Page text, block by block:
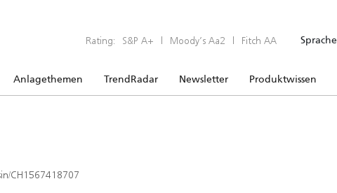
Rating: S&P A+ | Moody’s Aa2 | Fitch AA Sprache
Anlagethemen TrendRadar Newsletter Produktwissen
CH1567418707